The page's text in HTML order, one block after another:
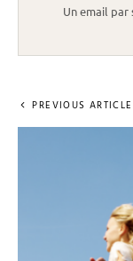
Un email par
PREVIOUS ARTICLE